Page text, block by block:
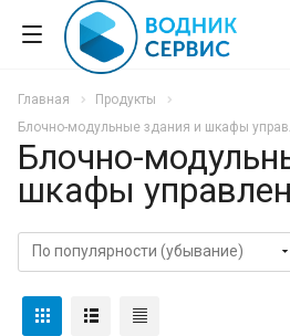
Главная
Продукты
Блочно-модульные здания и шкафы
Блочно-
шкафы